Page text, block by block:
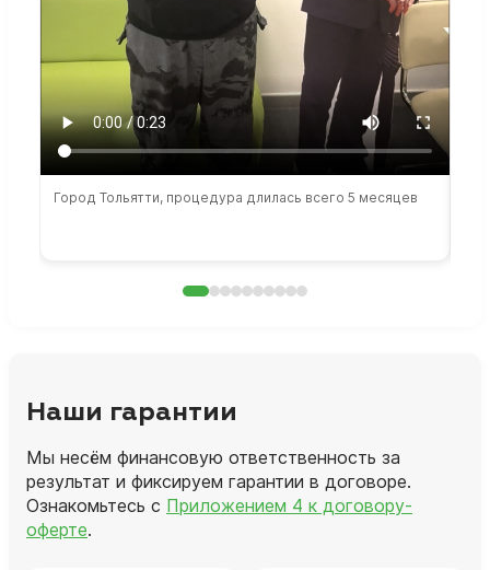
Город Тольятти, процедура длилась всего 5 месяцев
Наши гарантии
Мы несём финансовую ответственность за
результат и фиксируем гарантии в договоре.
Ознакомьтесь с Приложением 4 к договору-
оферте.